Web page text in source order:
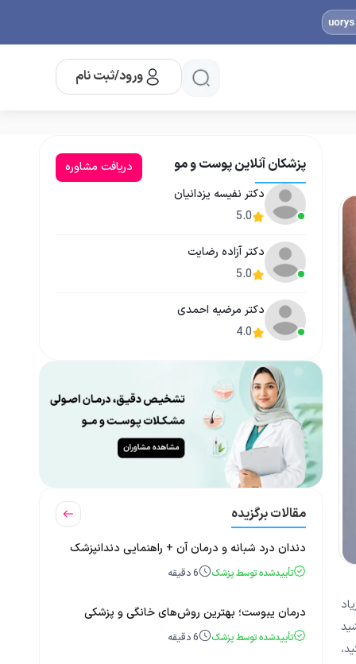
ورود/ثبت نام
پزشکان آنلاین پوست و مو
دریافت مشاوره
دکتر نفیسه یزدانیان
5.0
دکتر آزاده رضایت
5.0
دکتر مرضیه احمدی
4.0
مقالات برگزیده
دندان درد شبانه و درمان آن + راهنمایی دندانپزشک
تأییدشده توسط پزشک 6دقیقه
درمان یبوست؛ بهترین روش‌های خانگی و پزشکی
تأییدشده توسط پزشک 6دقیقه